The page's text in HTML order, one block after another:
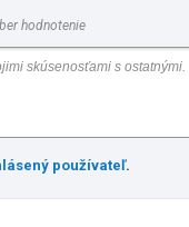
hodnotenie
používateľ.